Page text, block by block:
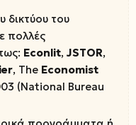
του
πολλές
Econlit, JSTOR,
, The Economist
(National Bureau